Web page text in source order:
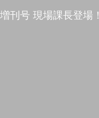
増刊号 現場課長登場！